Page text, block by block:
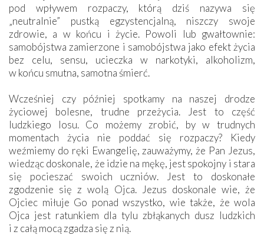
pod wpływem rozpaczy, którą dziś nazywa się
„neutralnie” pustką egzystencjalną, niszczy swoje
zdrowie, a w końcu i życie. Powoli lub gwałtownie:
samobójstwa zamierzone i samobójstwa jako efekt życia
bez celu, sensu, ucieczka w narkotyki, alkoholizm,
w końcu smutna, samotna śmierć.
Wcześniej czy później spotkamy na naszej drodze
życiowej bolesne, trudne przeżycia. Jest to część
ludzkiego losu. Co możemy zrobić, by w trudnych
momentach życia nie poddać się rozpaczy? Kiedy
weźmiemy do ręki Ewangelię, zauważymy, że Pan Jezus,
wiedząc doskonale, że idzie na mękę, jest spokojny i stara
się pocieszać swoich uczniów. Jest to doskonałe
zgodzenie się z wolą Ojca. Jezus doskonale wie, że
Ojciec miłuje Go ponad wszystko, wie także, że wola
Ojca jest ratunkiem dla tylu zbłąkanych dusz ludzkich
i z całą mocą zgadza się z nią.